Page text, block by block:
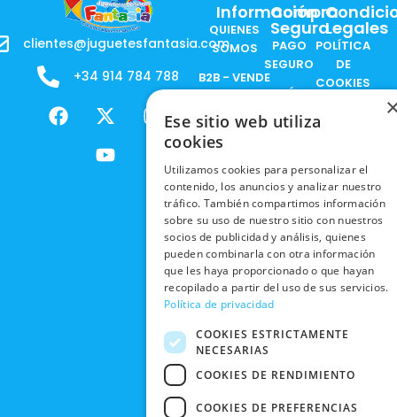
clientes@juguetesfantasia.com
+34 914 784 788
F
a
X
-
t
w
m
Y
o
u
t
Información
QUIENES
SOMOS
B2B - VENDE
PRODUCTOS
RESPONSABILIDAD
SOCIAL
TRABAJA
CON
NOSOTROS
NUESTRAS
TIENDAS
BLACK
CONTACTO
Compra
Segura
PAGO
SEGURO
ENVÍOS
NACIONALES
RECOGIDA
EN TIENDA
DEVOLUCIONES
Y CAMBIOS
CANCELAR
PEDIDO
Legales
POLÍTICA
DE
COOKIES
EN RRSS
POLÍTICA DE
PRIVACIDAD
CONDICIONES
DE COMPRA
Ese sitio web utiliza
cookies
Utilizamos cookies para personalizar el
contenido, los anuncios y analizar nuestro
tráfico. También compartimos información
sobre su uso de nuestro sitio con nuestros
socios de publicidad y análisis, quienes
pueden combinarla con otra información
que les haya proporcionado o que hayan
recopilado a partir del uso de sus servicios.
Política de privacidad
COOKIES ESTRICTAMENTE
NECESARIAS
COOKIES DE RENDIMIENTO
COOKIES DE PREFERENCIAS